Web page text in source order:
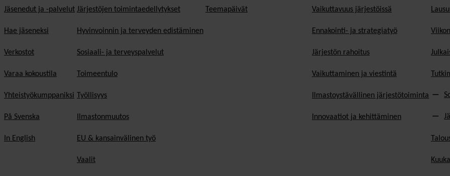
Jäsenedut ja -palvelut
Hae jäseneksi
Verkostot
Varaa kokoustila
Yhteistyökumppaniksi
På Svenska
In English
Järjestöjen toimintaedellytykset
Hyvinvoinnin ja terveyden edistäminen
Sosiaali- ja terveyspalvelut
Toimeentulo
Työllisyys
Ilmastonmuutos
EU & kansainvälinen työ
Vaalit
Teemapäivät Vaikuttavuus järjestöissä
Ennakointi- ja strategiatyö
Järjestön rahoitus
Vaikuttaminen ja viestintä
Ilmastoystävällinen järjestötoiminta
Innovaatiot ja kehittäminen